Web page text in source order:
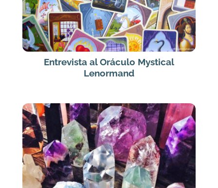
Entrevista al Oráculo Mystical
Lenormand